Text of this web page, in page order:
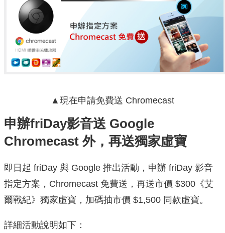
▲ 現在申請免費送 Chromecast
申辦friDay影音送 Google
Chromecast 外，再送獨家虛寶
即日起 friDay 與 Google 推出活動，申辦 friDay 影音
指定方案，Chromecast 免費送，再送市價 $300《艾
爾戰紀》獨家虛寶，加碼抽市價 $1,500 同款虛寶。
詳細活動說明如下：